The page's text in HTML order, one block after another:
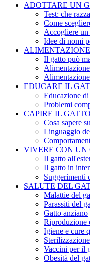
ADOTTARE UN
Test: che
Come
Accogliere
Idee di nomi
Il gatto può
EDUCARE IL
Educazione
Problemi
CAPIRE IL GATTO
Cosa sapere
Linguaggio
VIVERE CON UN
Il gatto
Il gatto in
Suggerimenti
SALUTE DEL
Malattie del
Parassiti del
Gatto anziano
Riproduzione
Igiene e cure
Vaccini per il
Obesità del